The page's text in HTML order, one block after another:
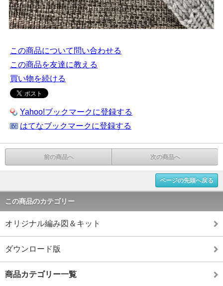
この商品について問い合わせる
この商品を友達に教える
買い物を続ける
Yahoo!ブックマークに登録する
はてなブックマークに登録する
前の商品へ 次の商品へ
ページの先頭へ戻る
この商品のカテゴリー
オリジナル編み図＆キット
ダウンロード版
商品カテゴリー一覧